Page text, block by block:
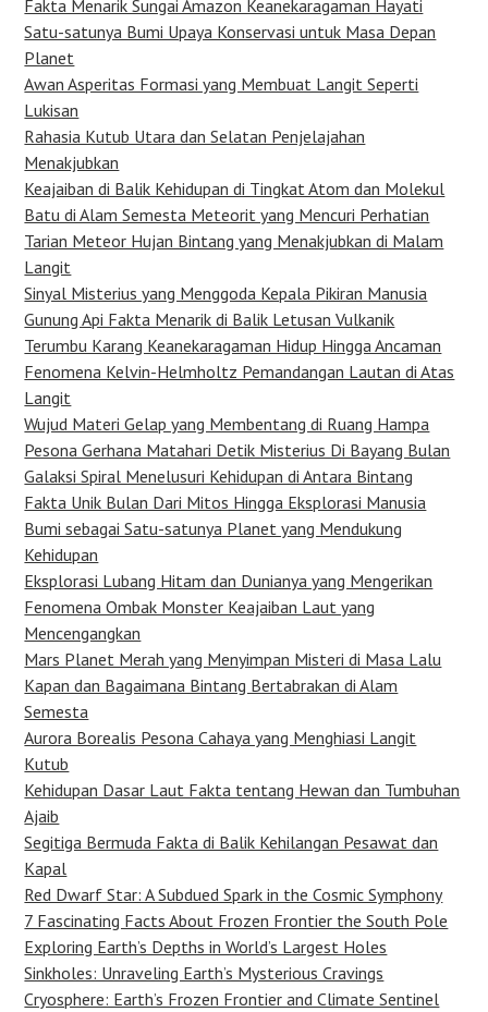
Fakta Menarik Sungai Amazon Keanekaragaman Hayati
Satu-satunya Bumi Upaya Konservasi untuk Masa Depan
Planet
Awan Asperitas Formasi yang Membuat Langit Seperti
Lukisan
Rahasia Kutub Utara dan Selatan Penjelajahan
Menakjubkan
Keajaiban di Balik Kehidupan di Tingkat Atom dan Molekul
Batu di Alam Semesta Meteorit yang Mencuri Perhatian
Tarian Meteor Hujan Bintang yang Menakjubkan di Malam
Langit
Sinyal Misterius yang Menggoda Kepala Pikiran Manusia
Gunung Api Fakta Menarik di Balik Letusan Vulkanik
Terumbu Karang Keanekaragaman Hidup Hingga Ancaman
Fenomena Kelvin-Helmholtz Pemandangan Lautan di Atas
Langit
Wujud Materi Gelap yang Membentang di Ruang Hampa
Pesona Gerhana Matahari Detik Misterius Di Bayang Bulan
Galaksi Spiral Menelusuri Kehidupan di Antara Bintang
Fakta Unik Bulan Dari Mitos Hingga Eksplorasi Manusia
Bumi sebagai Satu-satunya Planet yang Mendukung
Kehidupan
Eksplorasi Lubang Hitam dan Dunianya yang Mengerikan
Fenomena Ombak Monster Keajaiban Laut yang
Mencengangkan
Mars Planet Merah yang Menyimpan Misteri di Masa Lalu
Kapan dan Bagaimana Bintang Bertabrakan di Alam
Semesta
Aurora Borealis Pesona Cahaya yang Menghiasi Langit
Kutub
Kehidupan Dasar Laut Fakta tentang Hewan dan Tumbuhan
Ajaib
Segitiga Bermuda Fakta di Balik Kehilangan Pesawat dan
Kapal
Red Dwarf Star: A Subdued Spark in the Cosmic Symphony
7 Fascinating Facts About Frozen Frontier the South Pole
Exploring Earth’s Depths in World’s Largest Holes
Sinkholes: Unraveling Earth’s Mysterious Cravings
Cryosphere: Earth’s Frozen Frontier and Climate Sentinel